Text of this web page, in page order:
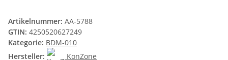
Artikelnummer: AA-5788
GTIN: 4250520627249
Kategorie: BDM-010
Hersteller:
KonZone